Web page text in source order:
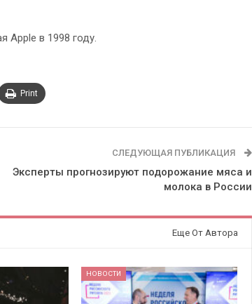
Apple в 1998 году.
Print
СЛЕДУЮЩАЯ ПУБЛИКАЦИЯ
Эксперты прогнозируют подорожание мяса и
молока в России
Еще От Автора
НОВОСТИ